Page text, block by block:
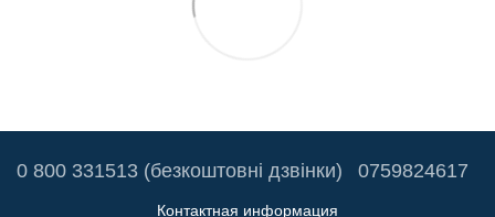
0 800 331513 (безкоштовні дзвінки) 0759824617
Контактная информация